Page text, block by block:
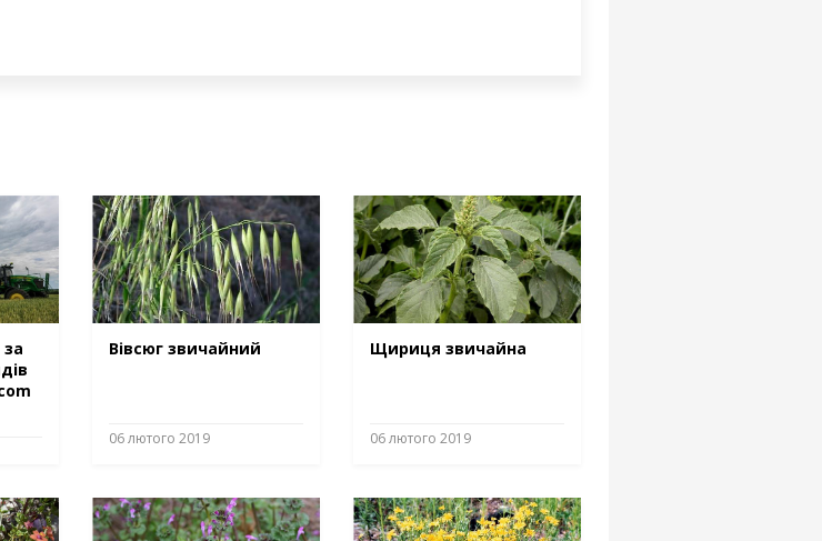
Вівсюг звичайний
06 лютого 2019
Щириця звичайна
06 лютого 2019